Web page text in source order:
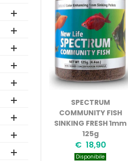
SPECTRUM
COMMUNITY FISH
SINKING FRESH 1mm
125g
€ 18,90
Disponibile